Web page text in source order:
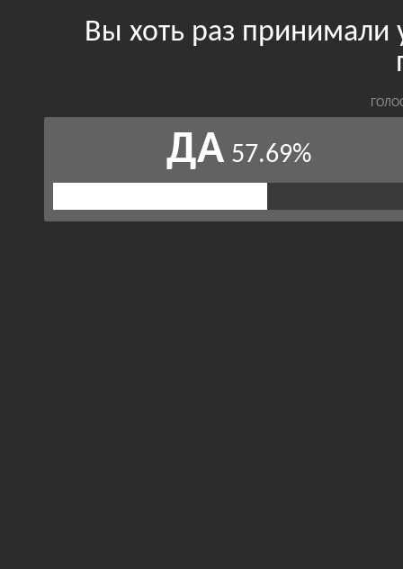
Вы хоть раз принимали
ДА 57.69%